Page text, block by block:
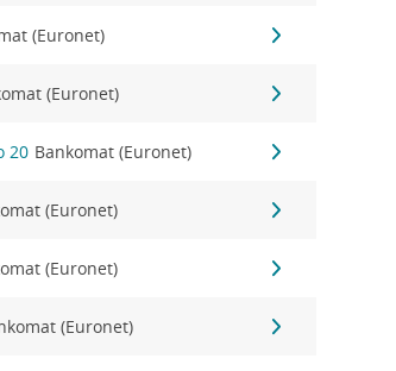
(Euronet)
(Euronet)
20 Bankomat (Euronet)
(Euronet)
(Euronet)
(Euronet)